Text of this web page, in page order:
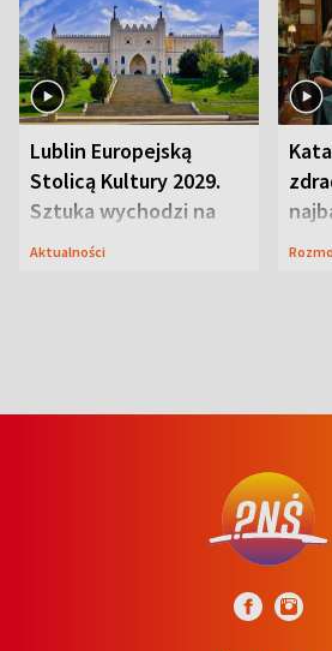
Lublin Europejską
Stolicą Kultury 2029.
Sztuka wychodzi na
ulice
Aktualności
ją w